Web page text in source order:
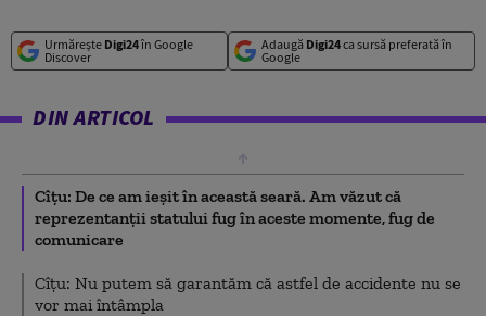
Urmărește Digi24în Google
Discover
Adaugă Digi24ca sursă preferată în
Google
DIN ARTICOL
Cîțu: De ce am ieșit în această seară. Am văzut că
reprezentanții statului fug în aceste momente, fug de
comunicare
Cîțu: Nu putem să garantăm că astfel de accidente nu se
vor mai întâmpla